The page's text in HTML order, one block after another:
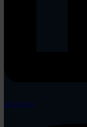
Instagram